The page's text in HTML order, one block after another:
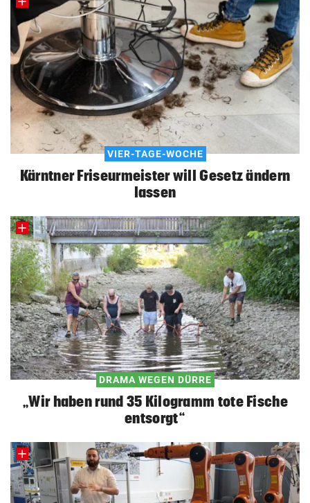
VIER-TAGE-WOCHE
Kärntner Friseurmeister will Gesetz ändern
lassen
DRAMA WEGEN DÜRRE
„Wir haben rund 35 Kilogramm tote Fische
entsorgt“